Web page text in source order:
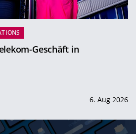
Geschäft in
6. Aug 2026